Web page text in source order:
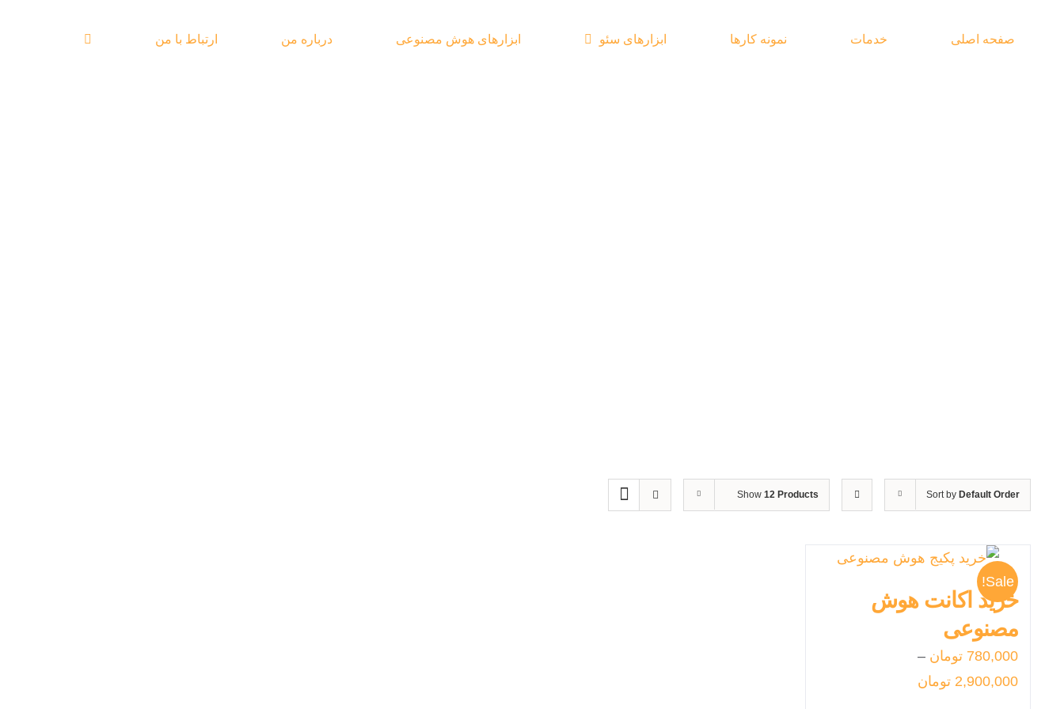
صفحه اصلی خدمات نمونه کارها ابزارهای سئو ابزارهای هوش مصنوعی درباره من ارتباط با من
Sort by Default Order
Show 12 Products
Sale!
خرید اکانت هوش
مصنوعی
780,000 تومان –
2,900,000 تومان